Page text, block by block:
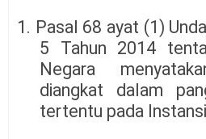
1. Pasal 68 ayat (1)
5 Tahun 2014
Negara
diangkat dalam
tertentu pada